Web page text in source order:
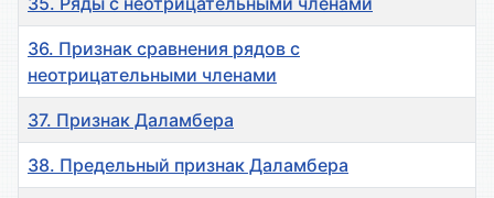
36. Признак сравнения рядов с
неотрицательными членами
37. Признак Даламбера
38. Предельный признак Даламбера